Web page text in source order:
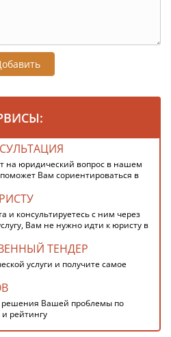
на юридический вопрос в нашем
Вам сориентироваться в
и консультируетесь с ним через
Вам не нужно идти к юристу в
ТЕНДЕР
услуги и получите самое
решения Вашей проблемы по
рейтингу